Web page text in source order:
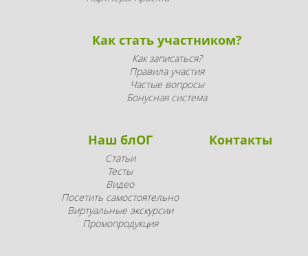
Как стать участником?
Как записаться?
Правила участия
Частые вопросы
Бонусная система
Наш блОГ
Статьи
Тесты
Видео
Посетить самостоятельно
Виртуальные экскурсии
Промопродукция
Контакты